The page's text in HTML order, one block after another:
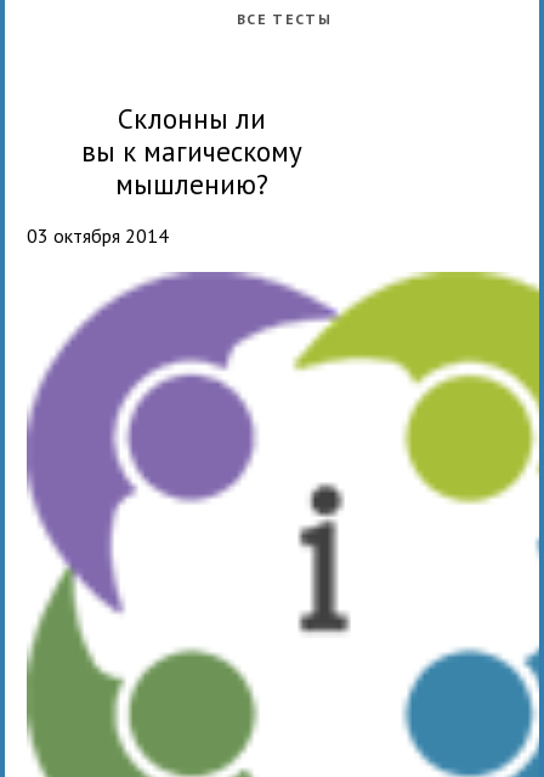
ВСЕ ТЕСТЫ
склонны ли
вы к магическому
мышлению?
03 октября 2014